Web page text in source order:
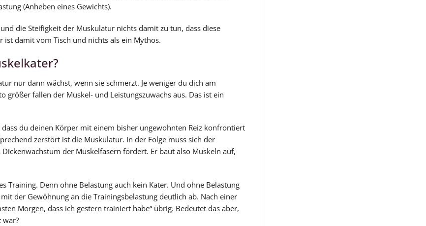
(Anheben eines Gewichts).
die Steifigkeit der Muskulatur nichts damit zu tun, dass diese
ist damit vom Tisch und nichts als ein Mythos.
nur dann wächst, wenn sie schmerzt. Je weniger du dich am
größer fallen der Muskel- und Leistungszuwachs aus. Das ist ein
du deinen Körper mit einem bisher ungewohnten Reiz konfrontiert
zerstört ist die Muskulatur. In der Folge muss sich der
der Muskelfasern fördert. Er baut also Muskeln auf,
Denn ohne Belastung auch kein Kater. Und ohne Belastung
der Gewöhnung an die Trainingsbelastung deutlich ab. Nach einer
Morgen, dass ich gestern trainiert habe“ übrig. Bedeutet das aber,
war?